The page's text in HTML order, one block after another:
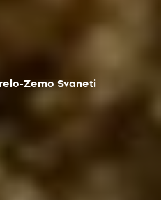
Zemo Svaneti